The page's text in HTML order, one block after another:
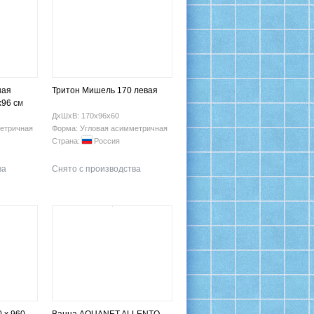
см
Тритон Мишель 170 левая
ДхШхВ: 170х96х60
Форма: Угловая асимметричная
Страна:
Россия
Снято с производства